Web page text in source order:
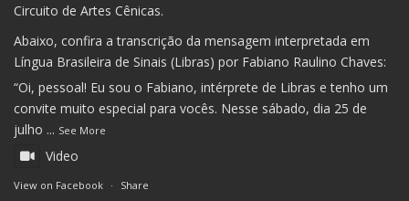
Circuito de Artes Cênicas.
Abaixo, confira a transcrição da mensagem interpretada em
Língua Brasileira de Sinais (Libras) por Fabiano Raulino Chaves:
“Oi, pessoal! Eu sou o Fabiano, intérprete de Libras e tenho um
convite muito especial para vocês. Nesse sábado, dia 25 de
julho ... See More
Video
View on Facebook · Share